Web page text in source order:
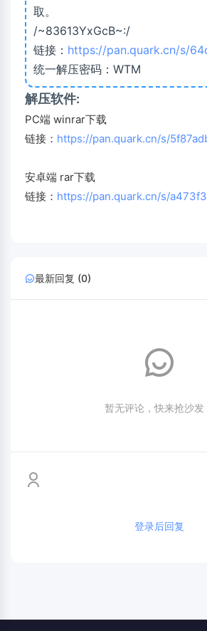
取。
/~83613YxGcB~:/
链接： https://pan.quark.cn/s/
统一解压密码：WTM
解压软件:
PC端 winrar下载
链接： https://pan.quark.cn/s/
安卓端 rar下载
链接： https://pan.quark.cn/s/
最新回复 (0)
暂无评论，快来抢沙发
登录后回复